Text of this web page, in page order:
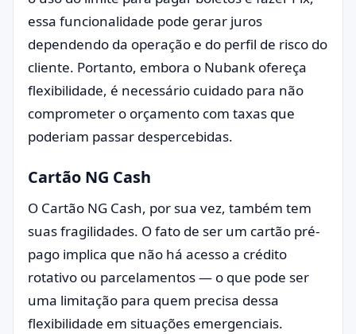
essa funcionalidade pode gerar juros
dependendo da operação e do perfil de risco do
cliente. Portanto, embora o Nubank ofereça
flexibilidade, é necessário cuidado para não
comprometer o orçamento com taxas que
poderiam passar despercebidas.
Cartão NG Cash
O Cartão NG Cash, por sua vez, também tem
suas fragilidades. O fato de ser um cartão pré-
pago implica que não há acesso a crédito
rotativo ou parcelamentos — o que pode ser
uma limitação para quem precisa dessa
flexibilidade em situações emergenciais.